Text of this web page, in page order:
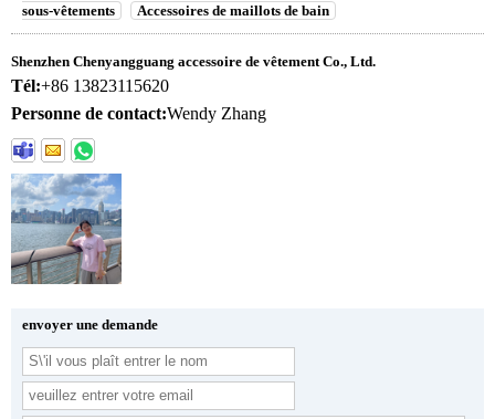
sous-vêtements
Accessoires de maillots de bain
Shenzhen Chenyangguang accessoire de vêtement Co., Ltd.
Tél:+86 13823115620
Personne de contact:Wendy Zhang
envoyer une demande